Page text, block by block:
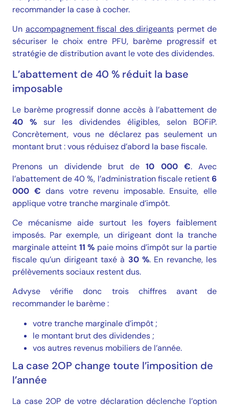
recommander la case à cocher.
Un accompagnement fiscal des dirigeants permet de
sécuriser le choix entre PFU, barème progressif et
stratégie de distribution avant le vote des dividendes.
L’abattement de 40 % réduit la base
imposable
Le barème progressif donne accès à l’abattement de
40 % sur les dividendes éligibles, selon BOFiP.
Concrètement, vous ne déclarez pas seulement un
montant brut : vous réduisez d’abord la base fiscale.
Prenons un dividende brut de10 000 €. Avec
l’abattement de 40 %, l’administration fiscale retient6
000 € dans votre revenu imposable. Ensuite, elle
applique votre tranche marginale d’impôt.
Ce mécanisme aide surtout les foyers faiblement
imposés. Par exemple, un dirigeant dont la tranche
marginale atteint 11 % paie moins d’impôt sur la partie
fiscale qu’un dirigeant taxé à 30 %. En revanche, les
prélèvements sociaux restent dus.
Advyse vérifie donc trois chiffres avant de
recommander le barème :
votre tranche marginale d’impôt ;
le montant brut des dividendes ;
vos autres revenus mobiliers de l’année.
La case 2OP change toute l’imposition de
l’année
La case 2OP de votre déclaration déclenche l’option